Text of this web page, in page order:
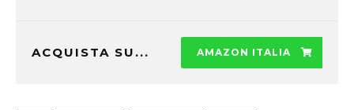
ACQUISTA SU... AMAZON ITALIA